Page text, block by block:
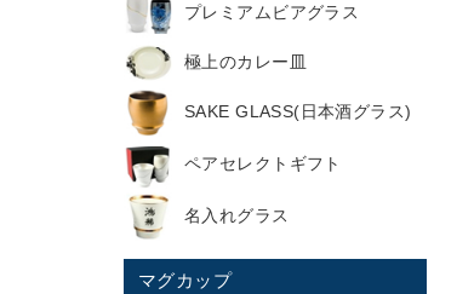
プレミアムビアグラス
極上のカレー皿
SAKE GLASS(日本酒グラス)
ペアセレクトギフト
名入れグラス
マグカップ